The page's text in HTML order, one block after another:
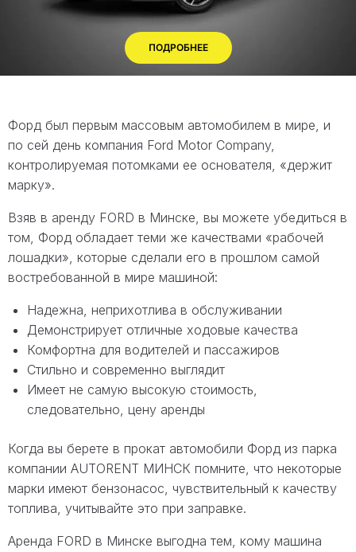
ПОДРОБНЕЕ
Форд был первым массовым автомобилем в мире, и
по сей день компания Ford Motor Company,
контролируемая потомками ее основателя, «держит
марку».
Взяв в аренду FORD в Минске, вы можете убедиться в
том, Форд обладает теми же качествами «рабочей
лошадки», которые сделали его в прошлом самой
востребованной в мире машиной:
Надежна, неприхотлива в обслуживании
Демонстрирует отличные ходовые качества
Комфортна для водителей и пассажиров
Стильно и современно выглядит
Имеет не самую высокую стоимость,
следовательно, цену аренды
Когда вы берете в прокат автомобили Форд из парка
компании AUTORENT МИНСК помните, что некоторые
марки имеют бензонасос, чувствительный к качеству
топлива, учитывайте это при заправке.
Аренда FORD в Минске выгодна тем, кому машина